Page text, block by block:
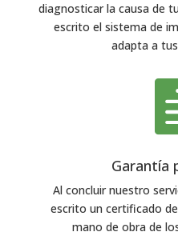
diagnosticar la causa de
escrito el sistema de
adapta a
Garantía
Al concluir nuestro
escrito un certificado
mano de obra de